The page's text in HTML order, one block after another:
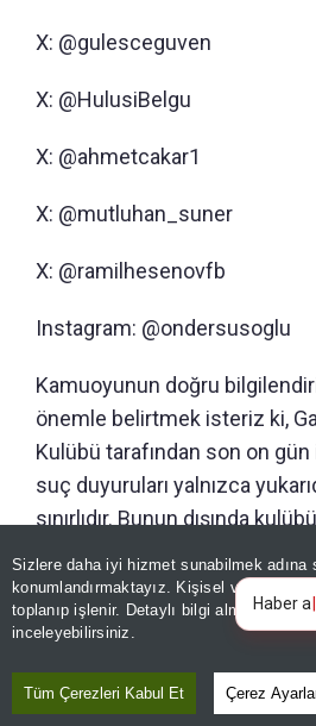
Sizlere daha iyi hizmet sunabilmek
konumlandırmaktayız. Kişisel verileriniz,
toplanıp işlenir. Detaylı bilgi almak için
inceleyebilirsiniz.
Tüm Çerezleri Kabul Et Çerez
X: @gulesceguven
X: @HulusiBelgu
X: @ahmetcakar1
X: @mutluhan_suner
X: @ramilhesenovfb
Instagram: @ondersusoglu
Kamuoyunun doğru
önemle belirtmek isteriz ki,
Kulübü tarafından son on
suç duyuruları yalnızca
sınırlıdır. Bunun dışında
bulunmamaktadır.
Galatasaray Spor Kulübü;
mensuplarını ve
aykırı fiiller karşısında,
v